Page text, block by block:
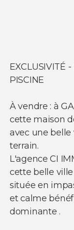
EXCLUSIVITÉ
PISCINE
À vendre : à
cette maison
avec une belle
terrain.
L'agence CI
cette belle
située en
et calme
dominante .
Louer un
Louer un
NOUS
Nos
Facebook
Instagram
Linkedin